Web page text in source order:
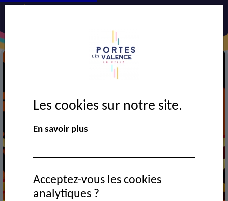
Les cookies sur notre site.
En savoir plus
Acceptez-vous les cookies
analytiques ?